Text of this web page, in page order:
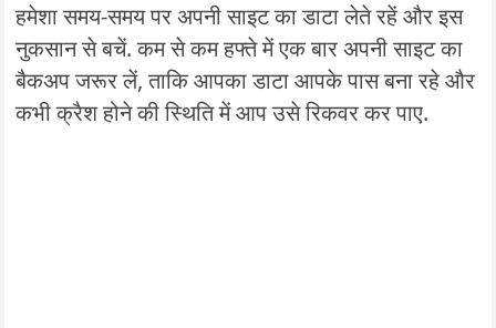
हमेशा समय-समय पर अपनी साइट का डाटा लेते रहें और इस
नुकसान से बचें. कम से कम हफ्ते में एक बार अपनी साइट का
बैकअप जरूर लें, ताकि आपका डाटा आपके पास बना रहे और
कभी क्रैश होने की स्थिति में आप उसे रिकवर कर पाए.